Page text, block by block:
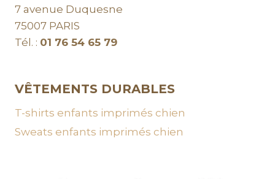
7 avenue Duquesne
75007 PARIS
Tél. : 01 76 54 65 79
VÊTEMENTS DURABLES
T-shirts enfants imprimés chien
Sweats enfants imprimés chien